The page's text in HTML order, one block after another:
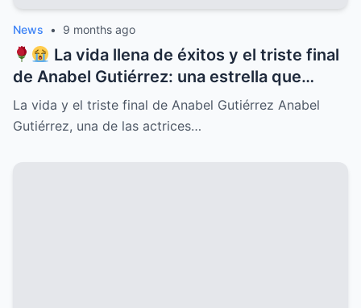
News • 9 months ago
La vida llena de éxitos y el triste final
de Anabel Gutiérrez: una estrella que
iluminó el cine y la televisión mexicana
pero cuyo destino estuvo marcado por el
La vida y el triste final de Anabel Gutiérrez Anabel
Gutiérrez, una de las actrices…